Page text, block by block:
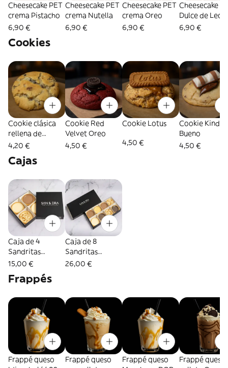
Cheesecake PET
crema Pistacho
6,90 €
Cheesecake PET
crema Nutella
6,90 €
Cheesecake PET
crema Oreo
6,90 €
Cheesecake
Dulce de
6,90 €
Cookies
Cookie clásica
rellena de
Nutella
4,20 €
Cookie Red
Velvet Oreo
4,50 €
Cookie Lotus
4,50 €
Cookie Kinder
Bueno
4,50 €
Cajas
Caja de 4
Sandritas
variadas
15,00 €
Caja de 8
Sandritas
variadas
26,00 €
Frappés
Frappé queso
Frappé queso
Frappé queso
Frappé queso